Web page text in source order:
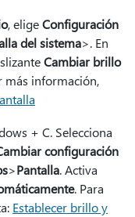
, eligeConfiguración
del sistema>. En
Cambiar brillo
más información,
+ C. Selecciona
configuración
>Pantalla. Activa
. Para
Establecer brillo y